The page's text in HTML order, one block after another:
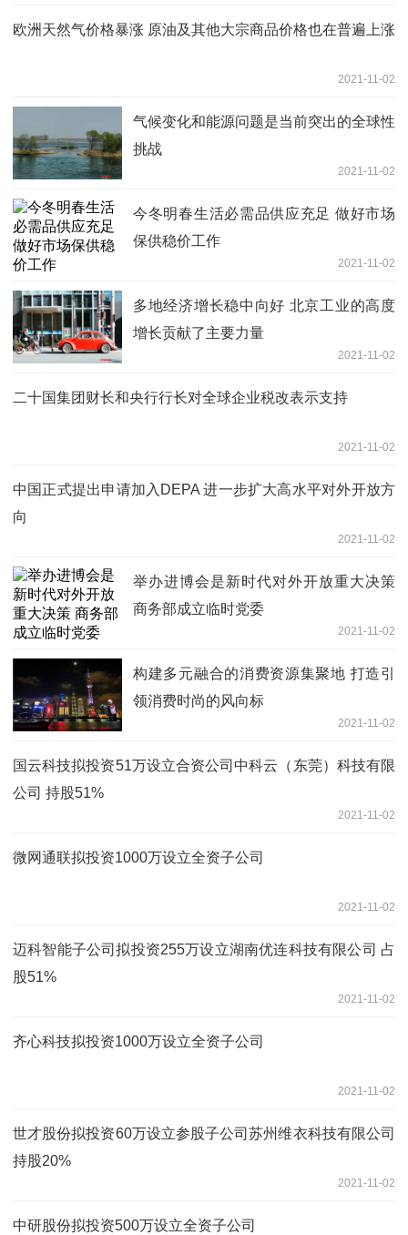
欧洲天然气价格暴涨 原油及其他大宗商品价格也在普遍上涨
2021-11-02
气候变化和能源问题是当前突出的全球性
挑战
2021-11-02
今冬明春生活必需品供应充足 做好市场
保供稳价工作
2021-11-02
多地经济增长稳中向好 北京工业的高度
增长贡献了主要力量
2021-11-02
二十国集团财长和央行行长对全球企业税改表示支持
2021-11-02
中国正式提出申请加入DEPA 进一步扩大高水平对外开放方
向
2021-11-02
举办进博会是新时代对外开放重大决策
商务部成立临时党委
2021-11-02
构建多元融合的消费资源集聚地 打造引
领消费时尚的风向标
2021-11-02
国云科技拟投资51万设立合资公司中科云（东莞）科技有限
公司 持股51%
2021-11-02
微网通联拟投资1000万设立全资子公司
2021-11-02
迈科智能子公司拟投资255万设立湖南优连科技有限公司 占
股51%
2021-11-02
齐心科技拟投资1000万设立全资子公司
2021-11-02
世才股份拟投资60万设立参股子公司苏州维衣科技有限公司
持股20%
2021-11-02
中研股份拟投资500万设立全资子公司